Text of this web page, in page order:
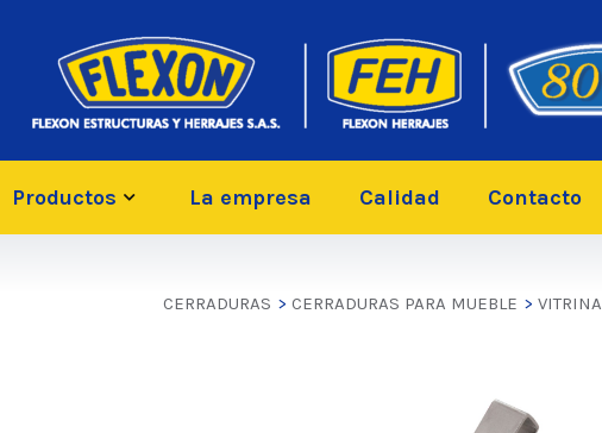
Productos La empresa Calidad Contacto
CERRADURAS > CERRADURAS PARA MUEBLE > VITRINA